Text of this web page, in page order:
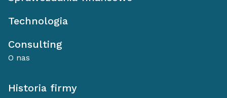
Technologia
Consulting
O nas
Historia firmy